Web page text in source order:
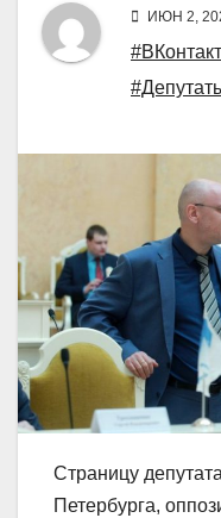
ИЮН 2,
Страницу
Петербурга,